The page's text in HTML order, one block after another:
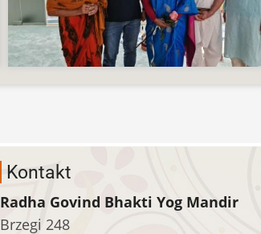
Kontakt
Radha Govind Bhakti Yog Mandir
Brzegi 248